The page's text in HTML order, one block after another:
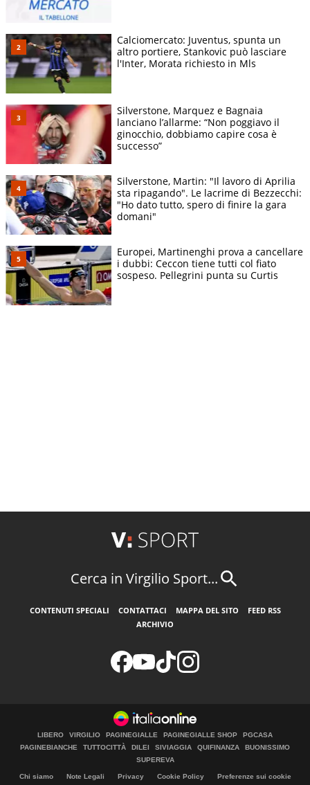
Calciomercato: Juventus, spunta un
altro portiere, Stankovic può lasciare
l'Inter, Morata richiesto in Mls
Silverstone, Marquez e Bagnaia
lanciano l’allarme: “Non poggiavo il
ginocchio, dobbiamo capire cosa è
successo”
Silverstone, Martin: "Il lavoro di Aprilia
sta ripagando". Le lacrime di Bezzecchi:
"Ho dato tutto, spero di finire la gara
domani"
Europei, Martinenghi prova a cancellare
i dubbi: Ceccon tiene tutti col fiato
sospeso. Pellegrini punta su Curtis
Cerca in Virgilio Sport...
CONTENUTI SPECIALI CONTATTACI MAPPA DEL SITO
FEED RSS
ARCHIVIO
LIBERO VIRGILIO PAGINEGIALLE PAGINEGIALLE SHOP
PGCASA
PAGINEBIANCHE
TUTTOCITTÀ DILEI SIVIAGGIA QUIFINANZA
BUONISSIMO
SUPEREVA
Chi siamo Note Legali Privacy Cookie Policy
Preferenze sui cookie